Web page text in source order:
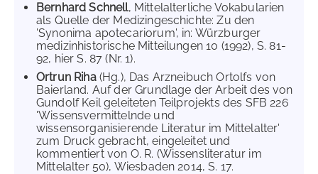
Bernhard Schnell, Mittelalterliche Vokabularien
als Quelle der Medizingeschichte: Zu den
'Synonima apotecariorum', in: Würzburger
medizinhistorische Mitteilungen 10 (1992), S. 81-
92, hier S. 87 (Nr. 1).
Ortrun Riha (Hg.), Das Arzneibuch Ortolfs von
Baierland. Auf der Grundlage der Arbeit des von
Gundolf Keil geleiteten Teilprojekts des SFB 226
'Wissensvermittelnde und
wissensorganisierende Literatur im Mittelalter'
zum Druck gebracht, eingeleitet und
kommentiert von O. R. (Wissensliteratur im
Mittelalter 50), Wiesbaden 2014, S. 17.